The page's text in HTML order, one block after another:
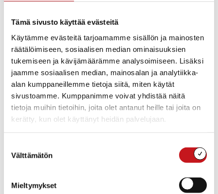
Tämä sivusto käyttää evästeitä
Käytämme evästeitä tarjoamamme sisällön ja mainosten
räätälöimiseen, sosiaalisen median ominaisuuksien
tukemiseen ja kävijämäärämme analysoimiseen. Lisäksi
jaamme sosiaalisen median, mainosalan ja analytiikka-
alan kumppaneillemme tietoja siitä, miten käytät
sivustoamme. Kumppanimme voivat yhdistää näitä
tietoja muihin tietoihin, joita olet antanut heille tai joita on
kerätty, kun olet käyttänyt heidän palvelujaan.
valinta
Välttämätön
Mieltymykset
vuodelta 2017 ja kunnanhallituksen selvitykset
tarkastuslautakunnan havainnoista
Ilmoitusasiat
Lautakuntien ja viranhaltijoiden pöytäkirjat
Vuoden 2019 talousarvion ja taloussuunnitelman 2019-
2022 laadin-taohjeet
Talousarvion 2018 toteutuminen 1.1.-30.4.2018
Konserniohje
Kunnanvaltuuston kokouksen 29.5. täytäntöönpano
Finnskog-vieraat 15.7.
Askelmittarien hankinta
Hyvinvointityöryhmän perustaminen
uusimiseen varatun määrärahan siirtäminen Matti
Lataa pöytäkirja